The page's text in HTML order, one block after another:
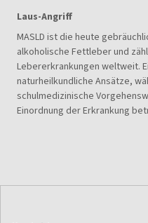
Laus-Angriff
MASLD ist die heute
alkoholische Fettleber und
Lebererkrankungen weltweit.
naturheilkundliche Ansätze,
schulmedizinische
Einordnung der Erkrankung